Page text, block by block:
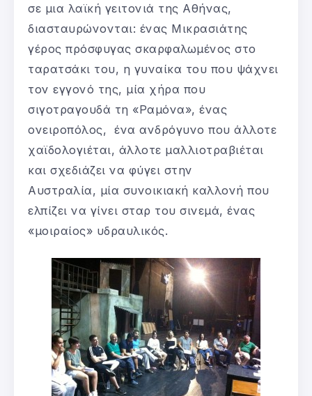
σε μια λαϊκή γειτονιά της Αθήνας,
διασταυρώνονται: ένας Μικρασιάτης
γέρος πρόσφυγας σκαρφαλωμένος στο
ταρατσάκι του, η γυναίκα του που ψάχνει
τον εγγονό της, μία χήρα που
σιγοτραγουδά τη «Ραμόνα», ένας
ονειροπόλος, ένα ανδρόγυνο που άλλοτε
χαϊδολογιέται, άλλοτε μαλλιοτραβιέται
και σχεδιάζει να φύγει στην
Αυστραλία, μία συνοικιακή καλλονή που
ελπίζει να γίνει σταρ του σινεμά, ένας
«μοιραίος» υδραυλικός.